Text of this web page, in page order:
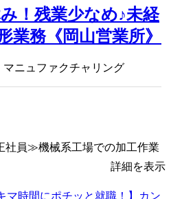
！残業少なめ♪未経
業務《岡山営業所》
ニュファクチャリング
社員≫機械系工場での加工作業
詳細を表示